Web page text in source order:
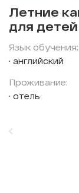
Летние
для детей
Язык обучения:
английский
Проживание:
отель